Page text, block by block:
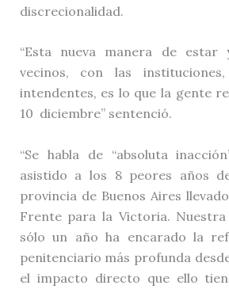
discrecionalidad.
“Esta nueva manera de
vecinos, con las
intendentes, es lo que la gente
10 diciembre” sentenció.
“Se habla de “absoluta
asistido a los 8 peores años
provincia de Buenos Aires
Frente para la Victoria. Nuestra
sólo un año ha encarado la
penitenciario más profunda
el impacto directo que ello